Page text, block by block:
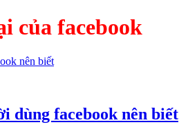
của facebook
dùng facebook nên biết